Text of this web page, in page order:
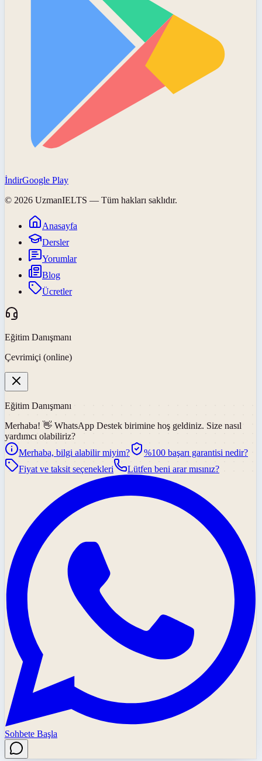
İndirGoogle Play
© 2026 UzmanIELTS — Tüm hakları saklıdır.
Anasayfa
Dersler
Yorumlar
Blog
Ücretler
Eğitim Danışmanı
Çevrimiçi (online)
Eğitim Danışmanı
Merhaba! 👋 WhatsApp Destek birimine hoş geldiniz. Size nasıl
yardımcı olabiliriz?
Merhaba, bilgi alabilir miyim?
%100 başarı garantisi nedir?
Fiyat ve taksit seçenekleri
Lütfen beni arar mısınız?
Sohbete Başla